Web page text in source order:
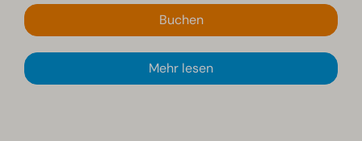
Buchen
Mehr lesen